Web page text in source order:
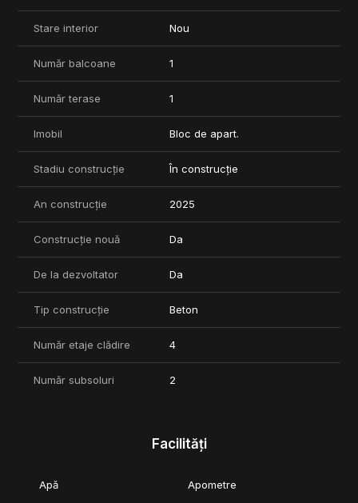
Stare interior Nou
Număr balcoane 1
Număr terase 1
Imobil Bloc de apart.
Stadiu construcție În construcție
An construcție 2025
Construcție nouă Da
De la dezvoltator Da
Tip construcție Beton
Număr etaje clădire 4
Număr subsoluri 2
Facilități
Apă Apometre